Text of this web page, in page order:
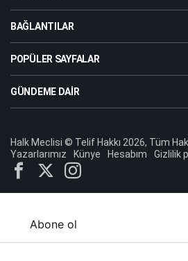
BAĞLANTILAR
POPÜLER SAYFALAR
GÜNDEME DAIR
Halk Meclisi © Telif Hakkı 2026, Tüm
Yazarlarımız
Künye Hesabım Gizlilik
Abone ol